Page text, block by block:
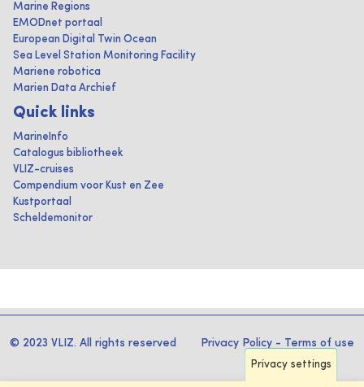
Marine Regions
EMODnet portaal
European Digital Twin Ocean
Sea Level Station Monitoring Facility
Mariene robotica
Marien Data Archief
Quick links
MarineInfo
Catalogus bibliotheek
VLIZ-cruises
Compendium voor Kust en Zee
Kustportaal
Scheldemonitor
© 2023 VLIZ. All rights reserved Privacy Policy - Terms of use
Privacy settings